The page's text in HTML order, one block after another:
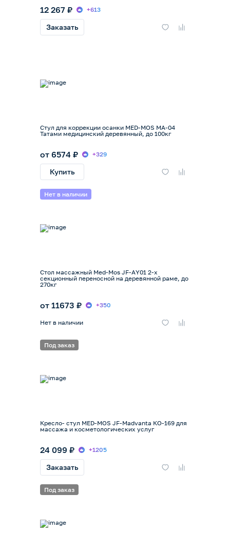
12 267 ₽ +613
Заказать
Стул для коррекции осанки MED-MOS МА-04
Татами медицинский деревянный, до 100кг
от 6574 ₽ +329
Купить
Нет в наличии
Стол массажный Med-Mos JF-АY01 2-х
секционный переносной на деревянной раме, до
270кг
от 11673 ₽ +350
Нет в наличии
Под заказ
Кресло- стул MED-MOS JF-Madvanta КО-169 для
массажа и косметологических услуг
24 099 ₽ +1205
Заказать
Под заказ